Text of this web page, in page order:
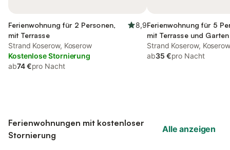
Ferienwohnung für 2 Personen,
mit Terrasse
8,9
Strand Koserow, Koserow
Kostenlose Stornierung
ab74 €pro Nacht
Ferienwohnung für 5
mit Terrasse und
Seeblick
Strand Koserow,
ab35 €pro Nacht
Ferienwohnungen mit kostenloser
Stornierung
Alle anzeigen